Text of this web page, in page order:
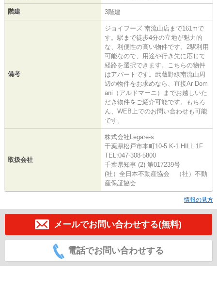
階建 3階建
備考
ジョイフーズ 南流山店まで161mで
す。駅まで徒歩4分の立地が魅力的
な、利便性の高い物件です。2駅利用
可能なので、用途や行き先に応じて
経路を選択できます。こちらの物件
はアパートです。武蔵野線南流山周
辺の物件をお求めなら、直接Ar Dom
ani（アルドマーニ）までお越しいた
だき物件をご紹介可能です。もちろ
ん、WEB上でのお問い合わせも可能
です。
取扱会社
株式会社Legare-s
千葉県松戸市本町10-5 K-1 HILL 1F
TEL:047-308-5800
千葉県知事 (2) 第017239号
(社）全日本不動産協会 （社）不動
産保証協会
情報の見方
メールでお問い合わせする(無料)
電話でお問い合わせする